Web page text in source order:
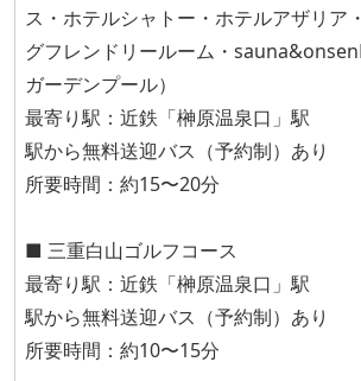
ス・ホテルシャトー・ホテルアザリア
グフレンドリールーム・
ガーデンプール）
最寄り駅：近鉄「榊原温泉口」駅
駅から無料送迎バス（予約制）あり
所要時間：約15〜20分
■ 三重白山ゴルフコース
最寄り駅：近鉄「榊原温泉口」駅
駅から無料送迎バス（予約制）あり
所要時間：約10〜15分